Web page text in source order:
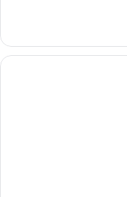
Single
Room